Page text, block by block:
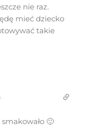
nie raz.
mieć dziecko
takie
🙂